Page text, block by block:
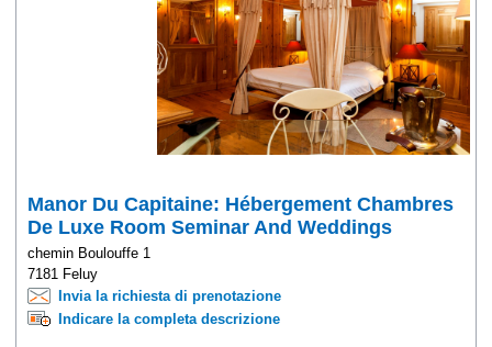
Manor Du Capitaine: Hébergement Chambres
De Luxe Room Seminar And Weddings
Bruxelles Hainaut
chemin Boulouffe 1
7181 Feluy
Invia la richiesta di prenotazione
Indicare la completa descrizione